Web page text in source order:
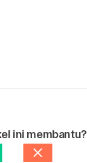
ini membantu?